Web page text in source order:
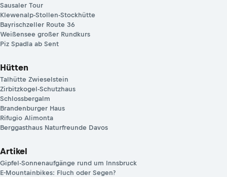
Sausaler Tour
Klewenalp-Stollen-Stockhütte
Bayrischzeller Route 36
Weißensee großer Rundkurs
Piz Spadla ab Sent
Hütten
Talhütte Zwieselstein
Zirbitzkogel-Schutzhaus
Schlossbergalm
Brandenburger Haus
Rifugio Alimonta
Berggasthaus Naturfreunde Davos
Artikel
Gipfel-Sonnenaufgänge rund um Innsbruck
E-Mountainbikes: Fluch oder Segen?